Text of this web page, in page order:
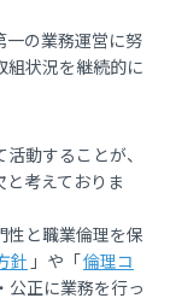
一の業務運営に努
組状況を継続的に
動することが、
考えておりま
性と職業倫理を保
針 」や「倫理コ
公正に業務を行っ